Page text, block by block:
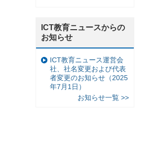
ICT教育ニュースからの
お知らせ
ICT教育ニュース運営会
社、社名変更および代表
者変更のお知らせ（2025
年7月1日）
お知らせ一覧 >>